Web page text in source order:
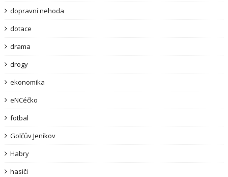
dopravní nehoda
dotace
drama
drogy
ekonomika
eNCéčko
fotbal
Golčův Jeníkov
Habry
hasiči